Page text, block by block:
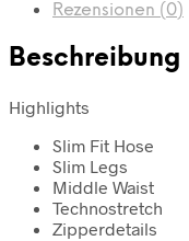
Rezensionen (0)
Beschreibung
Highlights
Slim Fit Hose
Slim Legs
Middle Waist
Technostretch
Zipperdetails